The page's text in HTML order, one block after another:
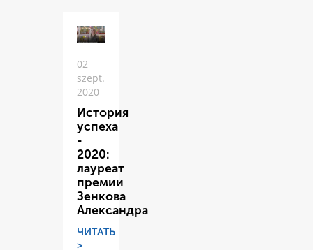
02
szept.
2020
История
успеха
-
2020:
лауреат
премии
Зенкова
Александра
ЧИТАТЬ
>